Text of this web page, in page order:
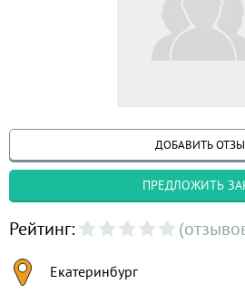
ДОБАВИТЬ
ПРЕДЛОЖИТЬ
Рейтинг:
Екатеринбург